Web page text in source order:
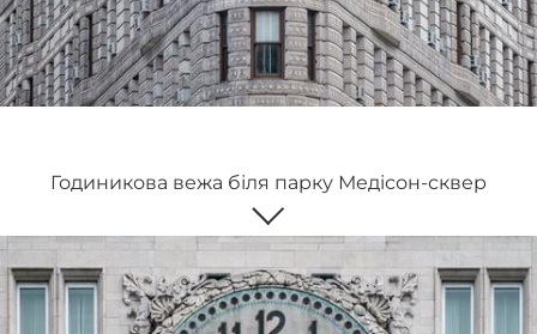
Годиникова вежа біля парку Медісон-сквер